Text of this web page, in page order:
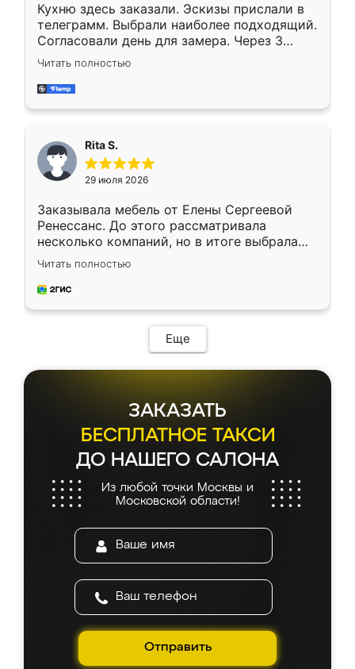
Кухню здесь заказали. Эскизы прислали в
телеграмм. Выбрали наиболее подходящий.
Согласовали день для замера. Через 3
недели кухня была уже готова. Остались
довольны работой. Спасибо Ренессанс
мебель за качественную работу!
Читать полностью
Rita S.
29 июля 2026
Заказывала мебель от Елены Сергеевой
Ренессанс. До этого рассматривала
несколько компаний, но в итоге выбрала
эту. Сначала обговорили условия, потом
приехал замерщик, всё спокойно объяснил
и снял размеры. Изготовили в срок, с
мебель сразу встала на свое место без
каких-либо доработок. Качеством осталась
довольна, все выглядит так, как и ожидала.
Читать полностью
Еще
ЗАКАЗАТЬ
БЕСПЛАТНОЕ ТАКСИ
ДО НАШЕГО САЛОНА
Из любой точки Москвы и
Московской области!
Отправить